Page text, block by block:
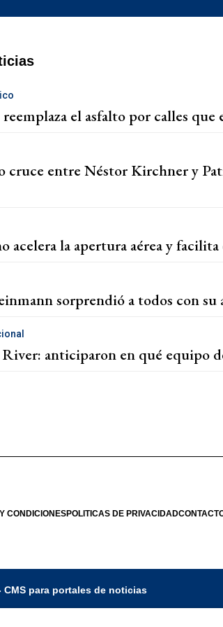
el asfalto por calles que
cruce entre Néstor Kirchner y
acelera la apertura aérea y
sorprendió a todos con su
anticiparon en qué equipo
CONDICIONESPOLITICAS DE PRIVACIDAD
CMS para portales de noticias